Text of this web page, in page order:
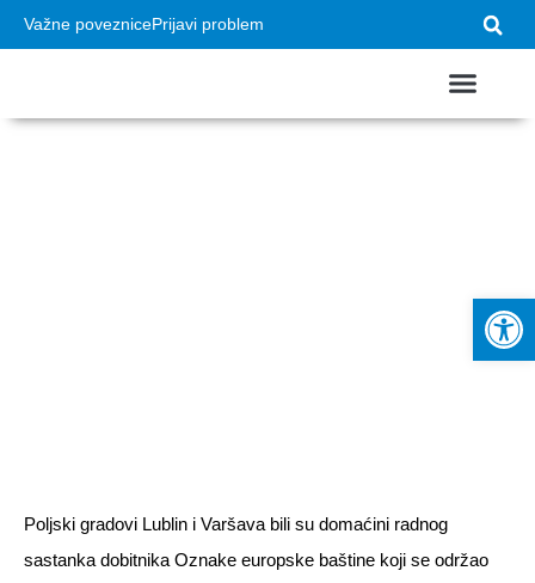
Važne poveznicePrijavi problem
Poljski gradovi Lublin i Varšava bili su domaćini radnog
sastanka dobitnika Oznake europske baštine koji se održao